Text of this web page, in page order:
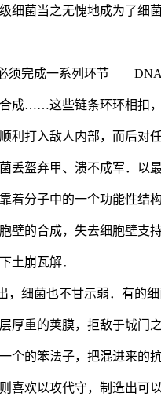
细菌当之无愧地成为了细
须完成一系列环节——DNA
成……这些链条环环相扣
利打入敌人内部，而后对
丢盔弃甲、溃不成军．以
着分子中的一个功能性结
壁的合成，失去细胞壁支
土崩瓦解．
，细菌也不甘示弱．有的
厚重的荚膜，拒敌于城门
个的笨法子，把混进来的
喜欢以攻代守，制造出可